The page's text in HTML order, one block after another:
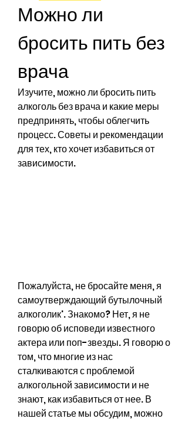
Можно ли
бросить пить без
врача
Изучите, можно ли бросить пить
алкоголь без врача и какие меры
предпринять, чтобы облегчить
процесс. Советы и рекомендации
для тех, кто хочет избавиться от
зависимости.
Пожалуйста, не бросайте меня, я
самоутверждающий бутылочный
алкоголик'. Знакомо? Нет, я не
говорю об исповеди известного
актера или поп-звезды. Я говорю о
том, что многие из нас
сталкиваются с проблемой
алкогольной зависимости и не
знают, как избавиться от нее. В
нашей статье мы обсудим, можно